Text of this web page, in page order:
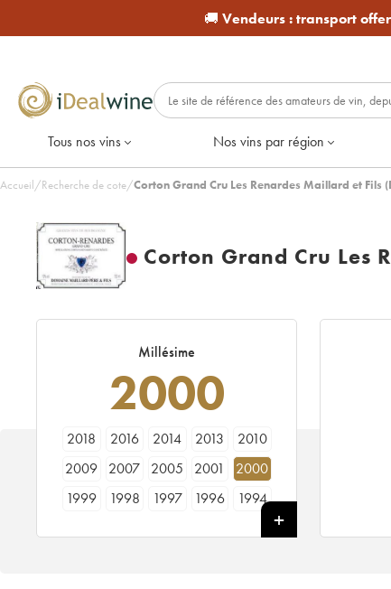
🚚 Vendeurs :transport
Tous nos vins Nos vins par région
Accueil/Recherche de cote/Corton Grand Cru Les Renardes Maillard et Fils
Corton Grand Cru Les
Millésime
2000
2018 2016 2014 2013
2010
2009
2007 2005 2001
2000
1999
1998 1997 1996
1994